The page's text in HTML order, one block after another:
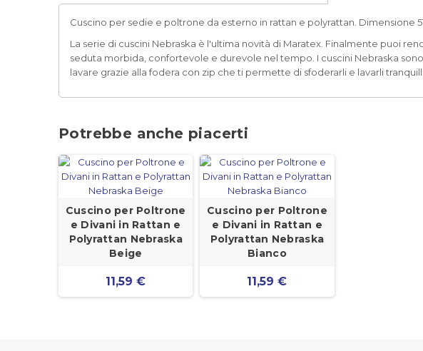
Cuscino per sedie e poltrone da esterno in rattan e polyrattan. Dimensione
La serie di cuscini Nebraska è l'ultima novità di Maratex. Finalmente puoi
seduta morbida, confortevole e durevole nel tempo. I cuscini Nebraska
lavare grazie alla fodera con zip che ti permette di sfoderarli e lavarli
Potrebbe anche piacerti
Cuscino per Poltrone
e Divani in Rattan e
Polyrattan Nebraska
Beige
11,59 €
Cuscino per Poltrone
e Divani in Rattan e
Polyrattan Nebraska
Bianco
11,59 €